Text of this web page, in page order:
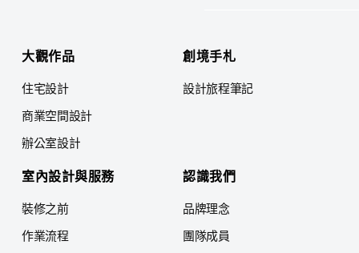
大觀作品
住宅設計
商業空間設計
辦公室設計
創境手札
設計旅程筆記
室內設計與服務
裝修之前
作業流程
認識我們
品牌理念
團隊成員